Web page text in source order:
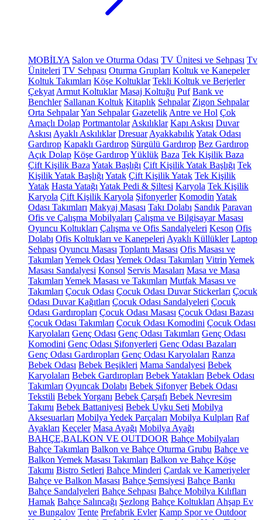
MOBİLYA Salon ve Oturma Odası TV Ünitesi ve Sehpası Tv
Üniteleri TV Sehpası Oturma Grupları Koltuk ve Kanepeler
Koltuk Takımları Köşe Koltuklar Tekli Koltuk ve Berjerler
Çekyat Armut Koltuklar Masaj Koltuğu Puf Bank ve
Benchler Sallanan Koltuk Kitaplık Sehpalar Zigon Sehpalar
Orta SehpalarYan Sehpalar Gazetelik Antre ve Hol Çok
Amaçlı Dolap Portmantolar Askılıklar Kapı Askısı Duvar
Askısı Ayaklı Askılıklar Dresuar AyakkabılıkYatak Odası
Gardırop Kapaklı Gardırop Sürgülü Gardırop Bez Gardırop
Açık Dolap Köşe GardıropYüklük Baza Tek Kişilik Baza
Çift Kişilik Baza Yatak Başlığı Çift Kişilik Yatak Başlığı Tek
Kişilik Yatak Başlığı Yatak Çift Kişilik Yatak Tek Kişilik
Yatak Hasta Yatağı Yatak Pedi & Şiltesi Karyola Tek Kişilik
Karyola Çift Kişilik Karyola Şifonyerler Komodin Yatak
Odası Takımları Makyaj Masası Takı Dolabı Sandık Paravan
Ofis ve Çalışma Mobilyaları Çalışma ve Bilgisayar Masası
Oyuncu Koltukları Çalışma ve Ofis Sandalyeleri Keson Ofis
Dolabı Ofis Koltukları ve Kanepeleri Ayaklı Küllükler Laptop
Sehpası Oyuncu Masası Toplantı Masası Ofis Masası ve
Takımları Yemek Odası Yemek Odası Takımları Vitrin Yemek
Masası Sandalyesi Konsol Servis Masaları Masa ve Masa
Takımları Yemek Masası ve Takımları Mutfak Masası ve
Takımları Çocuk Odası Çocuk Odası Duvar Stickerları Çocuk
Odası Duvar Kağıtları Çocuk Odası Sandalyeleri Çocuk
Odası Gardıropları Çocuk Odası Masası Çocuk Odası Bazası
Çocuk Odası Takımları Çocuk Odası Komodini Çocuk Odası
Karyolaları Genç Odası Genç Odası Takımları Genç Odası
Komodini Genç Odası Şifonyerleri Genç Odası Bazaları
Genç Odası Gardıropları Genç Odası Karyolaları Ranza
Bebek Odası Bebek Beşikleri Mama Sandalyesi Bebek
Karyolaları Bebek Gardıropları Bebek Yatakları Bebek Odası
Takımları Oyuncak Dolabı Bebek Şifonyer Bebek Odası
Tekstili Bebek Yorganı Bebek Çarşafı Bebek Nevresim
Takımı Bebek Battaniyesi Bebek Uyku Seti Mobilya
Aksesuarları Mobilya Yedek Parçaları Mobilya Kulpları Raf
Ayakları Keçeler Masa Ayağı Mobilya Ayağı
BAHÇE,BALKON VE OUTDOOR Bahçe Mobilyaları
Bahçe Takımları Balkon ve Bahçe Oturma Grubu Bahçe ve
Balkon Yemek Masası Takımları Balkon ve Bahçe Köşe
Takımı Bistro Setleri Bahçe Minderi Çardak ve Kameriyeler
Bahçe ve Balkon Masası Bahçe Şemsiyesi Bahçe Bankı
Bahçe Sandalyeleri Bahçe Sehpası Bahçe Mobilya Kılıfları
Hamak Bahçe Salıncağı Şezlong Bahçe Koltukları Ahşap Ev
ve Bungalov Tente Prefabrik Evler Kamp Spor ve Outdoor